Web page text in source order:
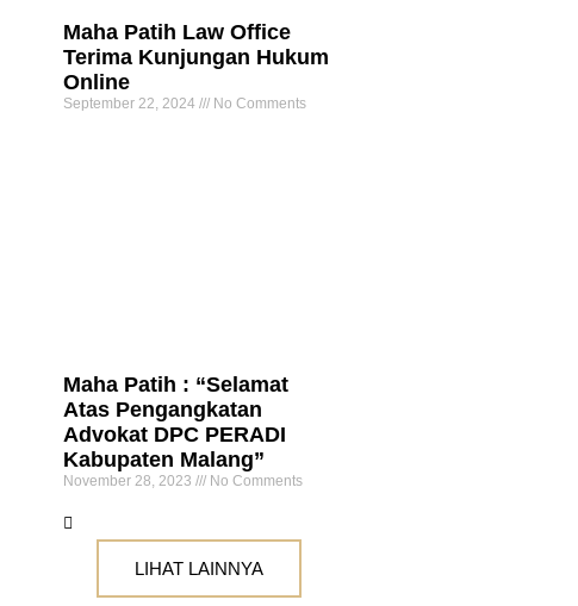
Maha Patih Law Office
Terima Kunjungan Hukum
Online
September 22, 2024 No Comments
Maha Patih : “Selamat
Atas Pengangkatan
Advokat DPC PERADI
Kabupaten Malang”
November 28, 2023 No Comments
LIHAT LAINNYA